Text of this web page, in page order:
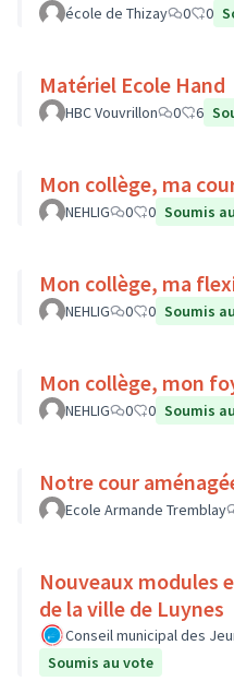
école de Thizay 0 0
Matériel Ecole Hand
HBC Vouvrillon 0 6
Mon collège, ma
NEHLIG 0 0 Soumis
Mon collège, ma
NEHLIG 0 0 Soumis
Mon collège, mon
NEHLIG 0 0 Soumis
Notre cour
Ecole Armande Tremblay
Nouveaux modules
de la ville de Luynes
Conseil municipal des
Soumis au vote